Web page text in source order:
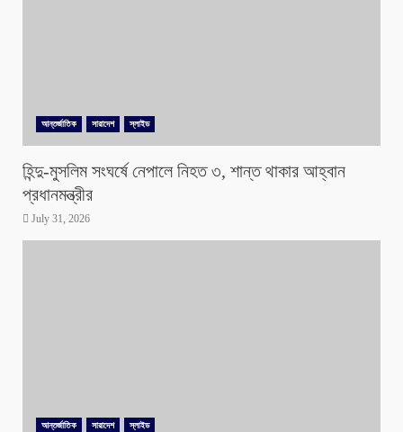
আন্তর্জাতিক সারাদেশ স্লাইড
হিন্দু-মুসলিম সংঘর্ষে নেপালে নিহত ৩, শান্ত থাকার আহ্বান
প্রধানমন্ত্রীর
July 31, 2026
আন্তর্জাতিক সারাদেশ স্লাইড